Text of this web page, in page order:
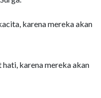
karena mereka akan
karena mereka akan